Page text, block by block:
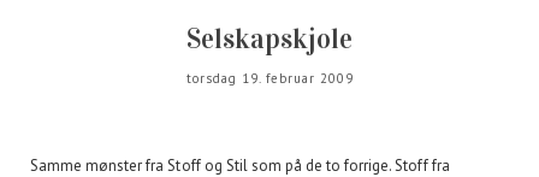
Selskapskjole
torsdag 19. februar 2009
Samme mønster fra Stoff og Stil som på de to forrige. Stoff fra